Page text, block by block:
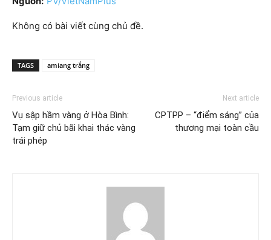
Không có bài viết cùng chủ đề.
TAGS amiang trắng
Previous article
Vụ sập hầm vàng ở Hòa Bình:
Tạm giữ chủ bãi khai thác vàng
trái phép
Next article
CPTPP – “điểm sáng” của
thương mại toàn cầu